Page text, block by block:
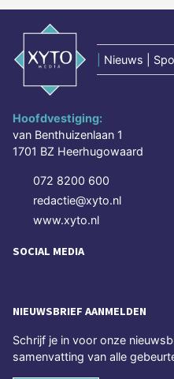
Nieuws |
Hoofdvestiging:
van Benthuizenlaan 1
1701 BZ Heerhugowaard
072 8200 600
redactie@xyto.nl
www.xyto.nl
SOCIAL MEDIA
NIEUWSBRIEF AANMELDEN
Schrijf je in voor onze
samenvatting van alle